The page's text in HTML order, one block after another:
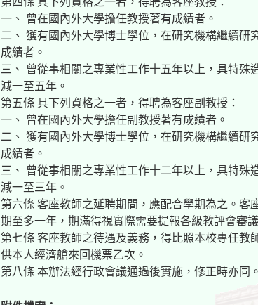
一、 曾在國內外大學擔任教授著有成績者。
二、 獲有國內外大學博士學位，在研究機構繼續研
成績者。
三、 曾從事相關之專業性工作十五年以上，具特
減一至五年。
第五條 具下列資格之一者，得聘為客座副教授：
一、 曾在國內外大學擔任副教授著有成績者。
二、 獲有國內外大學博士學位，在研究機構繼續研
成績者。
三、 曾從事相關之專業性工作十二年以上，具特
減一至三年。
第六條 客座教師之延聘期間，應配合學期為之。
期至多一年，期滿得視實際需要提報各級教評會審
第七條 客座教師之待遇及義務，得比照本校專任教
供本人經濟艙來回機票乙次。
第八條 本辦法經行政會議通過後實施，修正時亦同。